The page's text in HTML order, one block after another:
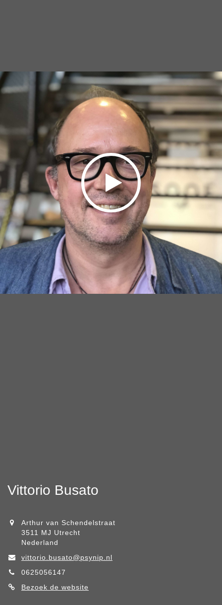
Vittorio Busato
Arthur van Schendelstraat
3511 MJ Utrecht
Nederland
vittorio.busato@psynip.nl
0625056147
Bezoek de website